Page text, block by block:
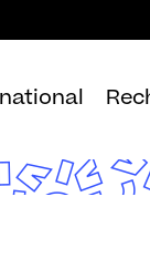
au